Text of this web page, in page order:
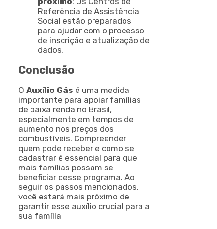
Referência de Assistência
Social estão preparados
para ajudar com o processo
de inscrição e atualização de
dados.
Conclusão
O Auxílio Gás é uma medida
importante para apoiar famílias
de baixa renda no Brasil,
especialmente em tempos de
aumento nos preços dos
combustíveis. Compreender
quem pode receber e como se
cadastrar é essencial para que
mais famílias possam se
beneficiar desse programa. Ao
seguir os passos mencionados,
você estará mais próximo de
garantir esse auxílio crucial para a
sua família.